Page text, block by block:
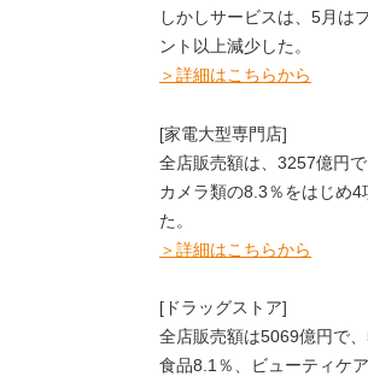
しかしサービスは、5月は
ント以上減少した。
＞詳細はこちらから
[家電大型専門店]
全店販売額は、3257億円
カメラ類の8.3％をはじめ
た。
＞詳細はこちらから
[ドラッグストア]
全店販売額は5069億円で、
食品8.1％、ビューティケ